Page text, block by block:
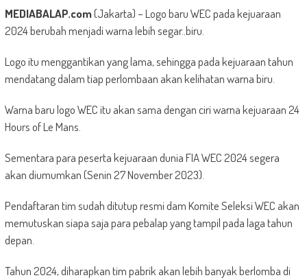
MEDIABALAP.com(Jakarta) – Logo baru WEC pada kejuaraan
2024 berubah menjadi warna lebih segar..biru.
Logo itu menggantikan yang lama, sehingga pada kejuaraan tahun
mendatang dalam tiap perlombaan akan kelihatan warna biru.
Warna baru logo WEC itu akan sama dengan ciri warna kejuaraan 24
Hours of Le Mans.
Sementara para peserta kejuaraan dunia FIA WEC 2024 segera
akan diumumkan (Senin 27 November 2023).
Pendaftaran tim sudah ditutup resmi dam Komite Seleksi WEC akan
memutuskan siapa saja para pebalap yang tampil pada laga tahun
depan.
Tahun 2024, diharapkan tim pabrik akan lebih banyak berlomba di